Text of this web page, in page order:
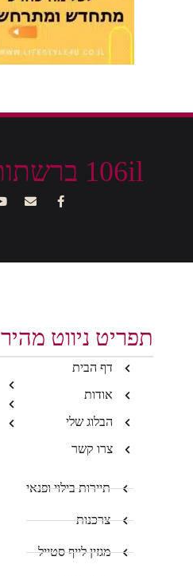
106il ברשתות חברתיות
תפריט ניווט מהיר
דף הבית
אודות
הבלוג שלי
צרו קשר
תיירות בילוי ופנאי
צרכנות
מגזין לייף סטייל